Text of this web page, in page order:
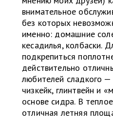
внимательное
без которых
именно: домашние
кесадилья, колбаски.
подкрепиться
действительно
любителей сладкого —
чизкейк, глинтвейн и
основе сидра. В
отличная летняя